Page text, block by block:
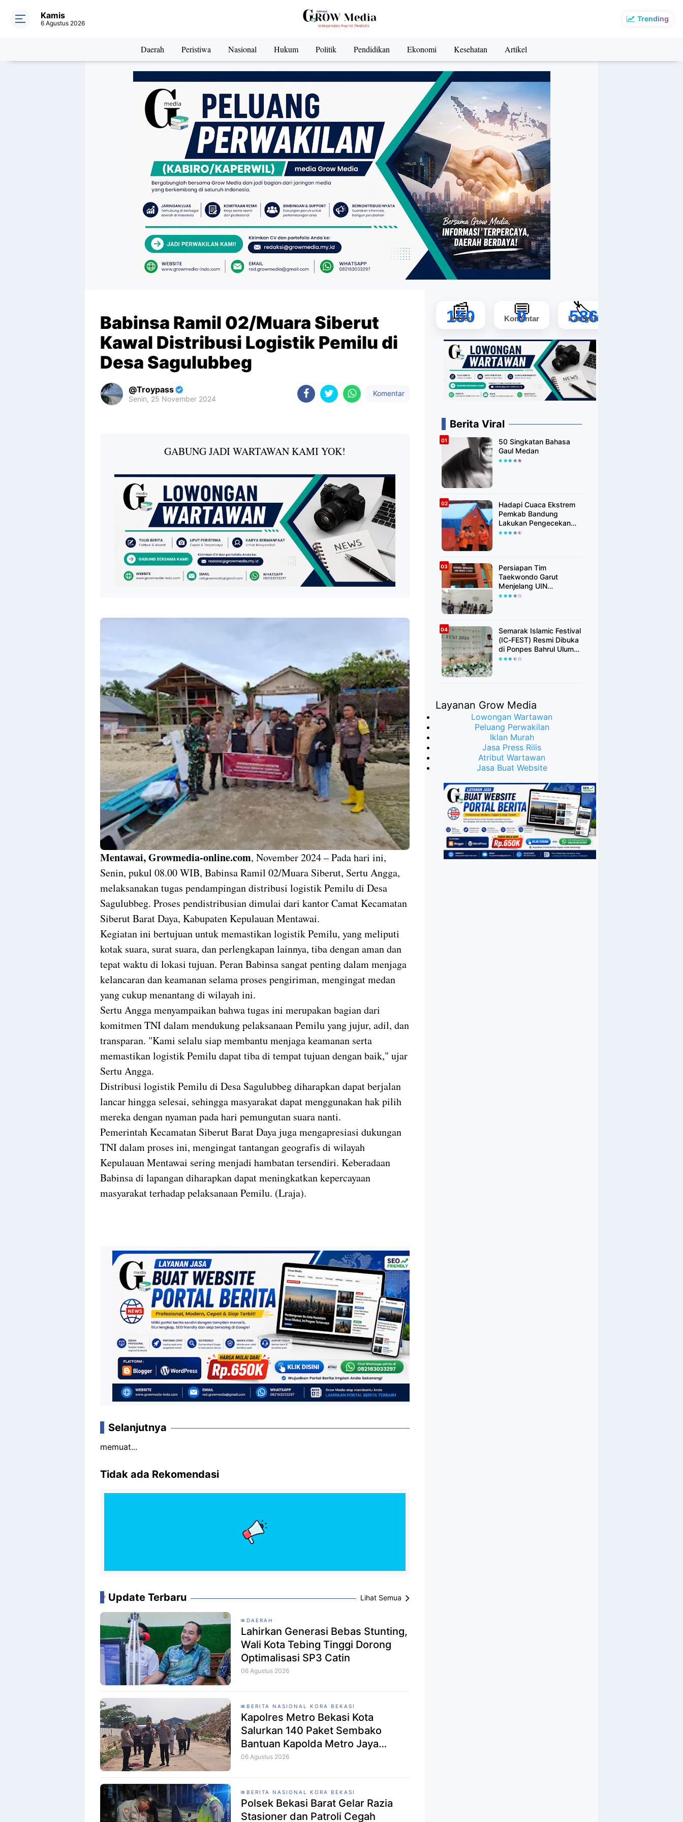
Trending
Kamis
6 Agustus 2026
Daerah Peristiwa Nasional Hukum Politik Pendidikan Ekonomi Kesehatan Artikel
Babinsa Ramil 02/Muara Siberut
Kawal Distribusi Logistik Pemilu di
Desa Sagulubbeg
Troypass
Senin, 25 November 2024
Komentar
Templates
GABUNG JADI WARTAWAN KAMI YOK!
Mentawai, Growmedia-online.com, November 2024 – Pada hari ini,
Senin, pukul 08.00 WIB, Babinsa Ramil 02/Muara Siberut, Sertu Angga,
melaksanakan tugas pendampingan distribusi logistik Pemilu di Desa
Sagulubbeg. Proses pendistribusian dimulai dari kantor Camat Kecamatan
Siberut Barat Daya, Kabupaten Kepulauan Mentawai.
Kegiatan ini bertujuan untuk memastikan logistik Pemilu, yang meliputi
kotak suara, surat suara, dan perlengkapan lainnya, tiba dengan aman dan
tepat waktu di lokasi tujuan. Peran Babinsa sangat penting dalam menjaga
kelancaran dan keamanan selama proses pengiriman, mengingat medan
yang cukup menantang di wilayah ini.
Sertu Angga menyampaikan bahwa tugas ini merupakan bagian dari
komitmen TNI dalam mendukung pelaksanaan Pemilu yang jujur, adil, dan
transparan. "Kami selalu siap membantu menjaga keamanan serta
memastikan logistik Pemilu dapat tiba di tempat tujuan dengan baik," ujar
Sertu Angga.
Distribusi logistik Pemilu di Desa Sagulubbeg diharapkan dapat berjalan
lancar hingga selesai, sehingga masyarakat dapat menggunakan hak pilih
mereka dengan nyaman pada hari pemungutan suara nanti.
Pemerintah Kecamatan Siberut Barat Daya juga mengapresiasi dukungan
TNI dalam proses ini, mengingat tantangan geografis di wilayah
Kepulauan Mentawai sering menjadi hambatan tersendiri. Keberadaan
Babinsa di lapangan diharapkan dapat meningkatkan kepercayaan
masyarakat terhadap pelaksanaan Pemilu. (Lraja).
Selanjutnya
memuat...
Tidak ada Rekomendasi
Update Terbaru Lihat Semua
DAERAH
Lahirkan Generasi Bebas Stunting,
Wali Kota Tebing Tinggi Dorong
Optimalisasi SP3 Catin
06 Agustus 2026
BERITA NASIONAL KORA BEKASI
Kapolres Metro Bekasi Kota
Salurkan 140 Paket Sembako
Bantuan Kapolda Metro Jaya
kepada Pemulung di Ciketing Udik
06 Agustus 2026
BERITA NASIONAL KORA BEKASI
Polsek Bekasi Barat Gelar Razia
Stasioner dan Patroli Cegah
📰
150
Artikel 💬
0
Komentar 🏷️
586
Kategori
Berita Viral
50 Singkatan Bahasa
Gaul Medan
Hadapi Cuaca Ekstrem
Pemkab Bandung
Lakukan Pengecekan
Peralatan Kebencanaan
Persiapan Tim
Taekwondo Garut
Menjelang UIN
Championship 6
Semarak Islamic Festival
(IC-FEST) Resmi Dibuka
di Ponpes Bahrul Ulum
Islamic Center
Layanan Grow Media
Lowongan Wartawan
Peluang Perwakilan
Iklan Murah
Jasa Press Rilis
Atribut Wartawan
Jasa Buat Website